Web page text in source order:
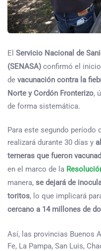
El Servicio Nacional de
(SENASA) confirmó el inicio
de vacunación contra la
Norte y Cordón Fronterizo,
de forma sistemática.
Para este segundo período
realizará durante 30 días y
terneras que fueron
en el marco de la
manera, se dejará de
toritos, lo que implicará
cercano a 14 millones de
Así, las provincias Buenos
Fe, La Pampa, San Luis,